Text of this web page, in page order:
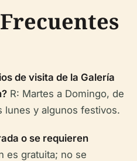
de visita de la Galería
R: Martes a Domingo, de
lunes y algunos festivos.
o se requieren
es gratuita; no se